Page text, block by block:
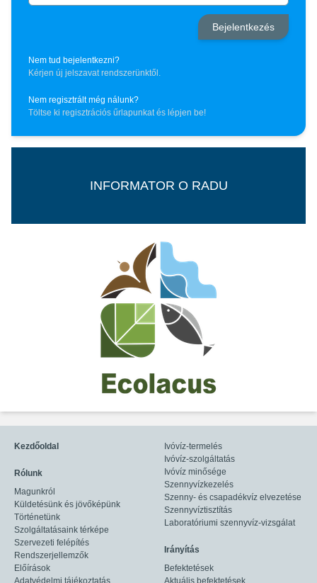
Nem tud bejelentkezni?
Kérjen új jelszavat rendszerünktől.
Nem regisztrált még nálunk?
Töltse ki regisztrációs űrlapunkat és lépjen be!
INFORMATOR O RADU
Kezdőoldal
Rólunk
Magunkról
Küldetésünk és jövőképünk
Történetünk
Szolgáltatásaink térképe
Szervezeti felépítés
Rendszerjellemzők
Előírások
Ivóvíz-termelés
Ivóvíz-szolgáltatás
Ivóvíz minősége
Szennyvízkezelés
Szenny- és csapadékvíz elvezetése
Szennyvíztisztítás
Laboratóriumi szennyvíz-vizsgálat
Irányítás
Befektetések